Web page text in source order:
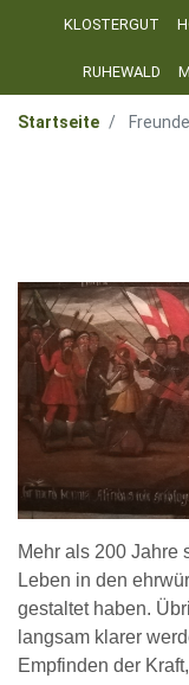
KLOSTERGUT
RUHEWALD
Startseite
Mehr als 200 Jahre
Leben in den
gestaltet haben.
langsam klarer
Empfinden der